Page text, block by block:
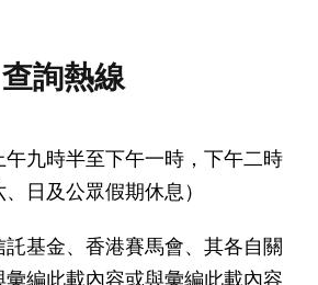
詢熱線
午九時半至下午一時，下午二時
日及公眾假期休息）
基金、香港賽馬會、其各自關
編此載內容或與彙編此載內容